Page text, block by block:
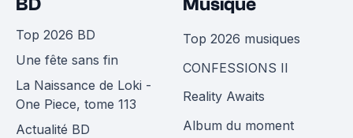
BD
Top 2026 BD
Une fête sans fin
La Naissance de Loki -
One Piece, tome 113
Actualité BD
Musique
Top 2026 musiques
CONFESSIONS II
Reality Awaits
Album du moment